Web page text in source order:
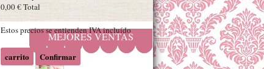
0,00 €Total
Estos precios se entienden IVA incluído
carrito Confirmar
MEJORES VENTAS